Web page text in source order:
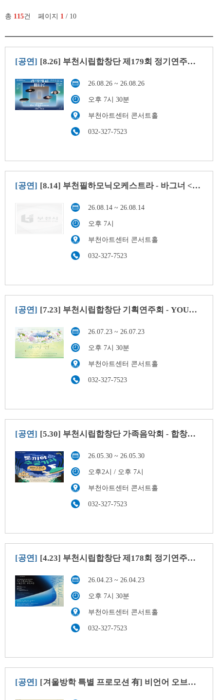
총 115건 페이지 1 / 10
[공연] [8.26] 부천시립합창단 제179회 정기연주회 - 광야에서 바다로
26.08.26 ~ 26.08.26
오후 7시 30분
부천아트센터 콘서트홀
032-327-7523
[공연] [8.14] 부천필하모닉오케스트라 - 바그너 <니벨룽의 반지> 하이라이트
26.08.14 ~ 26.08.14
오후 7시
부천아트센터 콘서트홀
032-327-7523
[공연] [7.23] 부천시립합창단 기획연주회 - YOU사연Ⅱ
26.07.23 ~ 26.07.23
오후 7시 30분
부천아트센터 콘서트홀
032-327-7523
[공연] [5.30] 부천시립합창단 가족음악회 - 합창뮤지컬 ‘토끼야 수궁가자’
26.05.30 ~ 26.05.30
오후2시 / 오후 7시
부천아트센터 콘서트홀
032-327-7523
[공연] [4.23] 부천시립합창단 제178회 정기연주회 - 모차르트, c단조 미사
26.04.23 ~ 26.04.23
오후 7시 30분
부천아트센터 콘서트홀
032-327-7523
[공연] [겨울방학 특별 프로모션 有] 비언어 오브제극 <얼론(ALONE)>